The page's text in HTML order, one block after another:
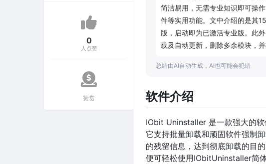
0
人点赞
赞赏
简洁易用，无需专业知识即可操
件等实用功能。文中介绍的是其
版，启动即为已激活专业版。此
载及自动更新，删除多余模块，
总结由AI自动生成，AI也可能会犯错
软件介绍
IObit Uninstaller 是一款强大的软
它支持批量卸载和顽固软件强制
的残留信息，达到彻底卸载的目
便可轻松使用IObitUninstaller简